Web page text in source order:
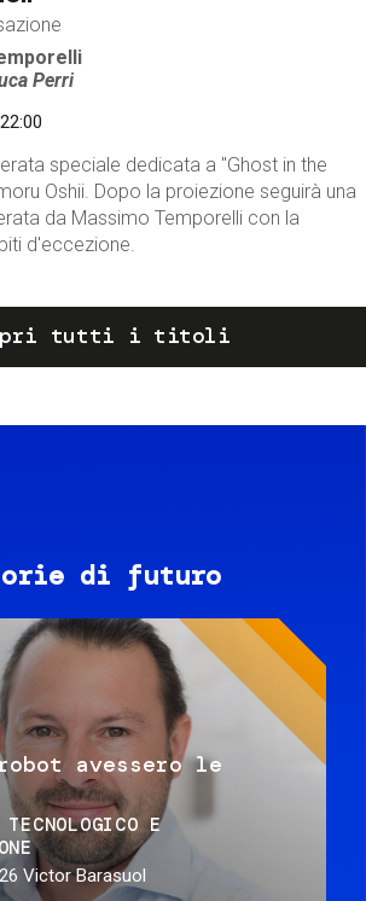
Perri
speciale dedicata a "Ghost in the
Oshii. Dopo la proiezione seguirà una
da Massimo Temporelli con la
d'eccezione.
tutti i titoli
di futuro
avessero le
E
Victor Barasuol